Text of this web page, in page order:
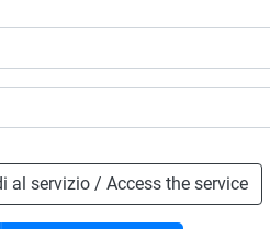
al servizio / Access the service